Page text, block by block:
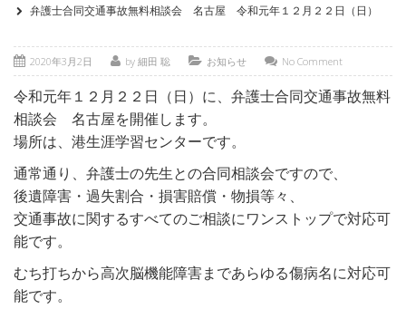
弁護士合同交通事故無料相談会 名古屋 令和元年１２月２２日（日）
2020年3月2日 by 細田 聡 お知らせ No Comment
令和元年１２月２２日（日）に、弁護士合同交通事故無料
相談会 名古屋を開催します。
場所は、港生涯学習センターです。
通常通り、弁護士の先生との合同相談会ですので、
後遺障害・過失割合・損害賠償・物損等々、
交通事故に関するすべてのご相談にワンストップで対応可
能です。
むち打ちから高次脳機能障害まであらゆる傷病名に対応可
能です。